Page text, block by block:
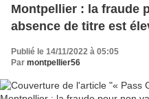
Montpellier : la fraude
absence de titre est
Publié le 14/11/2022 à 05:05
Par montpellier56